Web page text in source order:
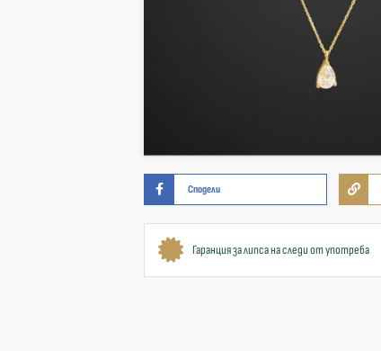
Сподели
Гаранция за липса на следи от употреба